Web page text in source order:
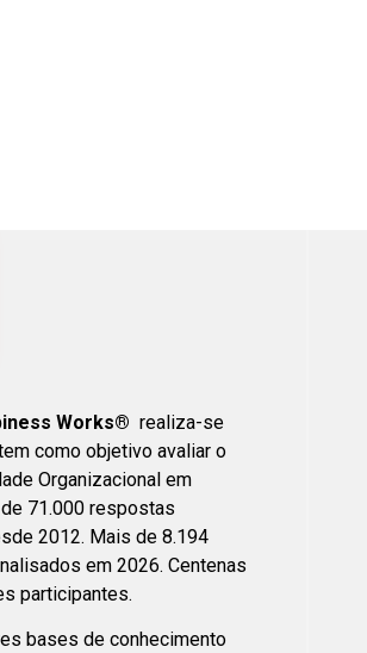
Works® realiza-se
como objetivo avaliar o
Organizacional em
71.000 respostas
2012. Mais de 8.194
em 2026. Centenas
participantes.
bases de conhecimento